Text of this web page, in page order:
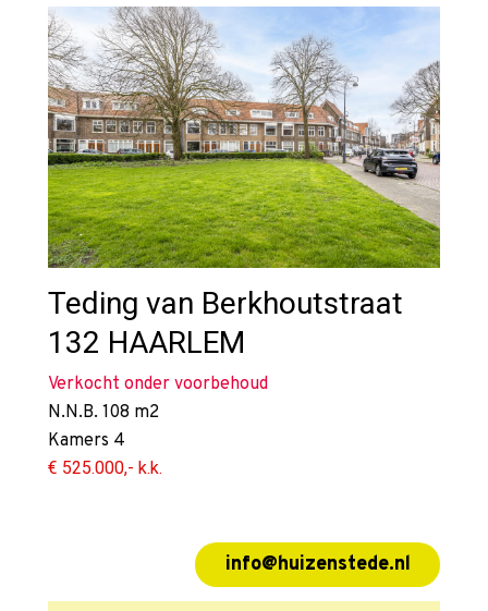
Teding van Berkhoutstraat
132 HAARLEM
Verkocht onder voorbehoud
N.N.B. 108 m2
Kamers 4
€ 525.000,- k.k.
info@huizenstede.nl